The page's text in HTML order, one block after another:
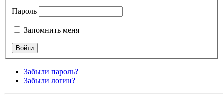
Пароль
Запомнить меня
Забыли пароль?
Забыли логин?